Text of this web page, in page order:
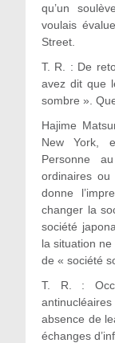
qu’un
voulais
Street.
T. R. : De
avez dit que
sombre ».
Hajime
New York,
Personne
ordinaires ou
donne
changer la
société
la situation
de « société
T. R. :
absence de
échanges